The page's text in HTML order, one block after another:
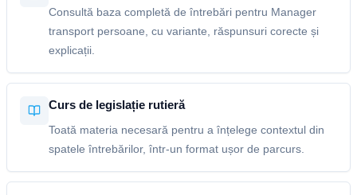
Consultă baza completă de întrebări pentru Manager
transport persoane, cu variante, răspunsuri corecte și
explicații.
Curs de legislație rutieră
Toată materia necesară pentru a înțelege contextul din
spatele întrebărilor, într-un format ușor de parcurs.